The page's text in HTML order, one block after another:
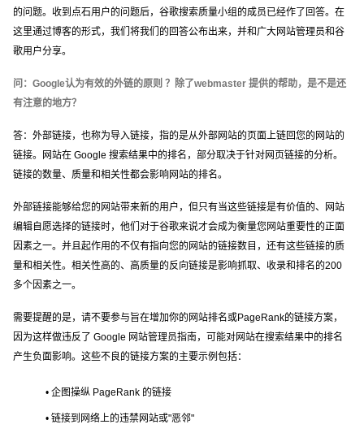
的问题。收到点石用户的问题后，谷歌搜索质量小组的成员已经作了回答。在
这里通过博客的形式，我们将我们的回答公布出来，并和广大网站管理员和谷
歌用户分享。
问：Google认为有效的外链的原则 ？除了webmaster 提供的帮助，是不是还
有注意的地方？
答：外部链接，也称为导入链接，指的是从外部网站的页面上链回您的网站的
链接。网站在 Google 搜索结果中的排名，部分取决于针对网页链接的分析。
链接的数量、质量和相关性都会影响网站的排名。
外部链接能够给您的网站带来新的用户，但只有当这些链接是有价值的、网站
编辑自愿选择的链接时，他们对于谷歌来说才会成为衡量您网站重要性的正面
因素之一。并且起作用的不仅有指向您的网站的链接数目，还有这些链接的质
量和相关性。相关性高的、高质量的反向链接是影响抓取、收录和排名的200
多个因素之一。
需要提醒的是，请不要参与旨在增加你的网站排名或PageRank的链接方案，
因为这样做违反了 Google 网站管理员指南，可能对网站在搜索结果中的排名
产生负面影响。这些不良的链接方案的主要示例包括：
• 企图操纵 PageRank 的链接
• 链接到网络上的违禁网站或"恶邻"